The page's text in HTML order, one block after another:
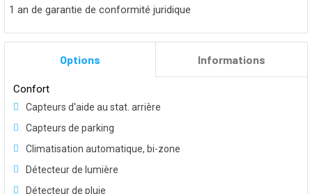
1 an de garantie de conformité juridique
Options Informations
Confort
Capteurs d'aide au stat. arrière
Capteurs de parking
Climatisation automatique, bi-zone
Détecteur de lumière
Détecteur de pluie